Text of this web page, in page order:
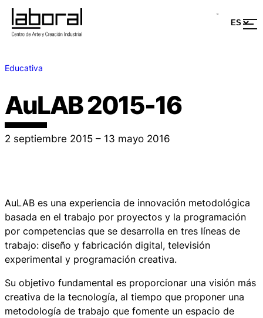
Educativa
AuLAB 2015-16
2 septiembre 2015 – 13 mayo 2016
AuLAB es una experiencia de innovación metodológica
basada en el trabajo por proyectos y la programación
por competencias que se desarrolla en tres líneas de
trabajo: diseño y fabricación digital, televisión
experimental y programación creativa.
Su objetivo fundamental es proporcionar una visión más
creativa de la tecnología, al tiempo que proponer una
metodología de trabajo que fomente un espacio de